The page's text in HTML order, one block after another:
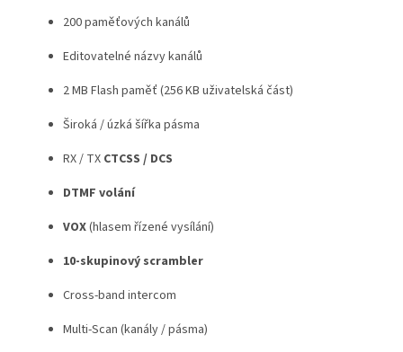
200 paměťových kanálů
Editovatelné názvy kanálů
2 MB Flash paměť (256 KB uživatelská část)
Široká / úzká šířka pásma
RX / TX CTCSS / DCS
DTMF volání
VOX(hlasem řízené vysílání)
10-skupinový scrambler
Cross-band intercom
Multi-Scan (kanály / pásma)